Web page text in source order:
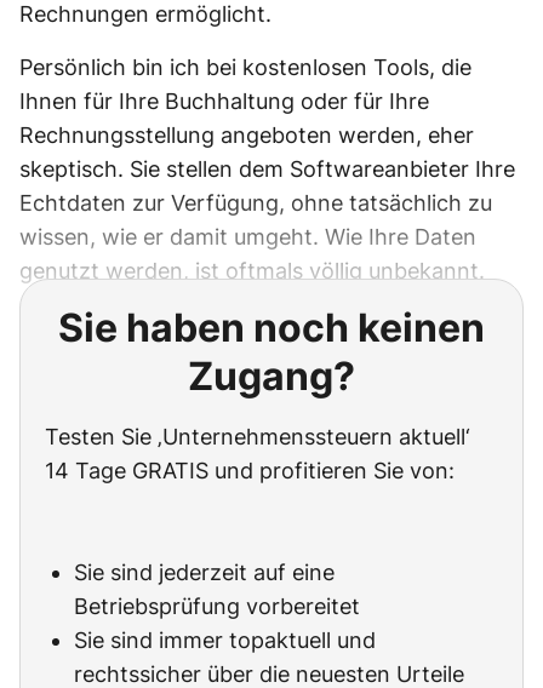
Rechnungen ermöglicht.
Persönlich bin ich bei kostenlosen Tools, die
Ihnen für Ihre Buchhaltung oder für Ihre
Rechnungsstellung angeboten werden, eher
skeptisch. Sie stellen dem Softwareanbieter Ihre
Echtdaten zur Verfügung, ohne tatsächlich zu
wissen, wie er damit umgeht. Wie Ihre Daten
genutzt werden, ist oftmals völlig unbekannt.
Sie haben noch keinen
Zugang?
Testen Sie ‚Unternehmenssteuern aktuell‘
14 Tage GRATIS und profitieren Sie von:
Sie sind jederzeit auf eine
Betriebsprüfung vorbereitet
Sie sind immer topaktuell und
rechtssicher über die neuesten Urteile